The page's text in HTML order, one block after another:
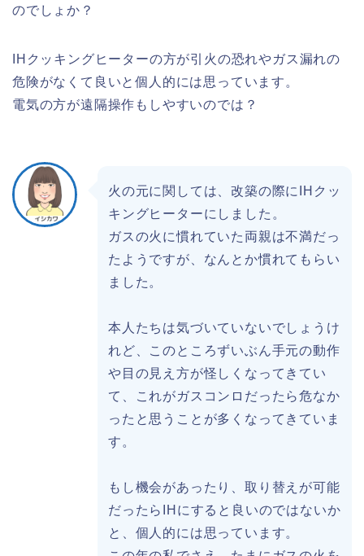
のでしょか？
IHクッキングヒーターの方が引火の恐れやガス漏れの
危険がなくて良いと個人的には思っています。
電気の方が遠隔操作もしやすいのでは？
火の元に関しては、改築の際にIHクッ
キングヒーターにしました。
ガスの火に慣れていた両親は不満だっ
たようですが、なんとか慣れてもらい
ました。
本人たちは気づいていないでしょうけ
れど、このところずいぶん手元の動作
や目の見え方が怪しくなってきてい
て、これがガスコンロだったら危なか
ったと思うことが多くなってきていま
す。
もし機会があったり、取り替えが可能
だったらIHにすると良いのではないか
と、個人的には思っています。